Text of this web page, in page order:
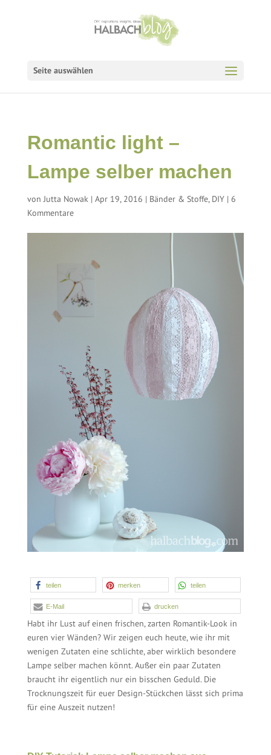
Seite auswählen
Romantic light –
Lampe selber machen
vonJutta Nowak| Apr 19, 2016 | Bänder & Stoffe, DIY| 6
Kommentare
teilen merken teilen
E-Mail drucken
Habt ihr Lust auf einen frischen, zarten Romantik-Look in
euren vier Wänden? Wir zeigen euch heute, wie ihr mit
wenigen Zutaten eine schlichte, aber wirklich besondere
Lampe selber machen könnt. Außer ein paar Zutaten
braucht ihr eigentlich nur ein bisschen Geduld. Die
Trocknungszeit für euer Design-Stückchen lässt sich prima
für eine Auszeit nutzen!